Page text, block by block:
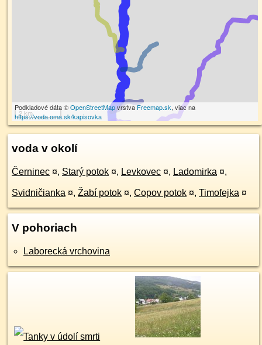
2 km
Podkladové dáta ©OpenStreetMapvrstvaFreemap.sk, viac na
https://voda.oma.sk/kapisovka
voda v okolí
Černinec ¤, Starý potok ¤, Levkovec ¤, Ladomirka ¤,
Svidničianka ¤, Žabí potok ¤, Copov potok ¤, Timofejka ¤
V pohoriach
Laborecká vrchovina